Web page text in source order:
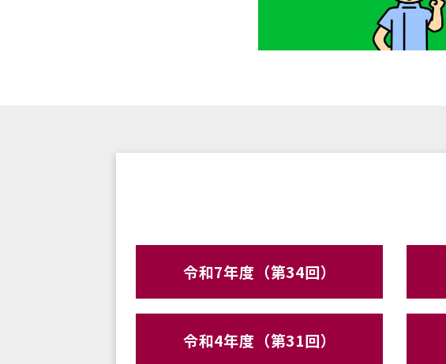
令和7年度（第34回）
令和4年度（第31回）